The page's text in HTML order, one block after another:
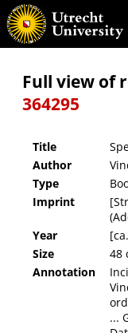
Speculum doctrinale
Full view of
364295
Title
Author
Type
Imprint
Year
Size
48
Annotation
...